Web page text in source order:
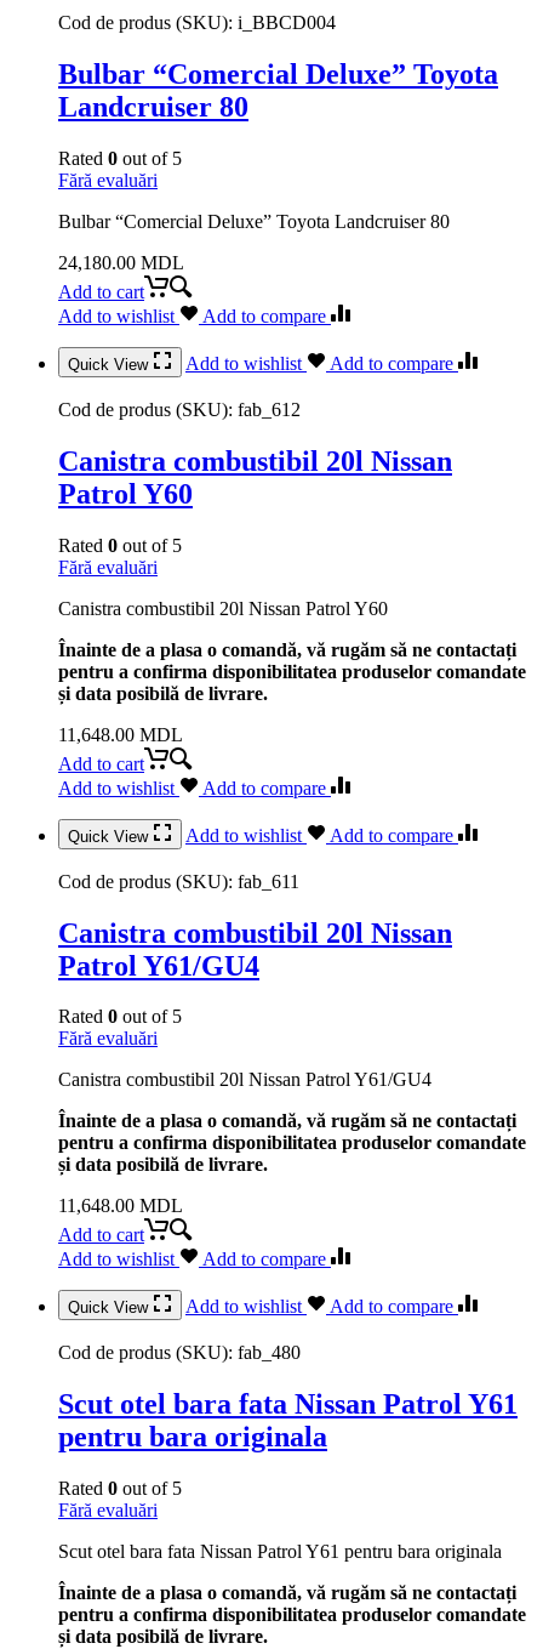
Cod de produs (SKU): i_BBCD004
Bulbar “Comercial Deluxe” Toyota
Landcruiser 80
Rated 0 out of 5
Fără evaluări
Bulbar “Comercial Deluxe” Toyota Landcruiser 80
24,180.00 MDL
Add to cart
Add to wishlist
Add to compare
Quick View Add to wishlist Add to compare
Cod de produs (SKU): fab_612
Canistra combustibil 20l Nissan
Patrol Y60
Rated 0 out of 5
Fără evaluări
Canistra combustibil 20l Nissan Patrol Y60
Înainte de a plasa o comandă, vă rugăm să ne contactați
pentru a confirma disponibilitatea produselor comandate
și data posibilă de livrare.
11,648.00 MDL
Add to cart
Add to wishlist
Add to compare
Quick View Add to wishlist Add to compare
Cod de produs (SKU): fab_611
Canistra combustibil 20l Nissan
Patrol Y61/GU4
Rated 0 out of 5
Fără evaluări
Canistra combustibil 20l Nissan Patrol Y61/GU4
Înainte de a plasa o comandă, vă rugăm să ne contactați
pentru a confirma disponibilitatea produselor comandate
și data posibilă de livrare.
11,648.00 MDL
Add to cart
Add to wishlist
Add to compare
Quick View Add to wishlist Add to compare
Cod de produs (SKU): fab_480
Scut otel bara fata Nissan Patrol Y61
pentru bara originala
Rated 0 out of 5
Fără evaluări
Scut otel bara fata Nissan Patrol Y61 pentru bara originala
Înainte de a plasa o comandă, vă rugăm să ne contactați
pentru a confirma disponibilitatea produselor comandate
și data posibilă de livrare.